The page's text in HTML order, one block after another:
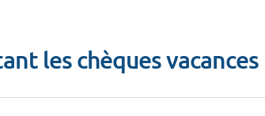
les chèques vacances